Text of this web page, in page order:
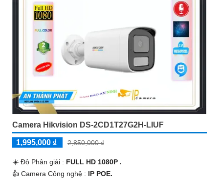
Camera Hikvision DS-2CD1T27G2H-LIUF
1,995,000 ₫ 2,850,000 ₫
☀️ Độ Phân giải : FULL HD 1080P .
👍 Camera Công nghệ : IP POE.